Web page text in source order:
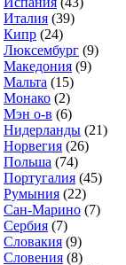
Италия (39)
Кипр (24)
Люксембург (9)
Македония (9)
Мальта (15)
Монако (2)
Мэн о-в (6)
Нидерланды (21)
Норвегия (26)
Польша (74)
Португалия (45)
Румыния (22)
Сан-Марино (7)
Сербия (7)
Словакия (9)
Словения (8)